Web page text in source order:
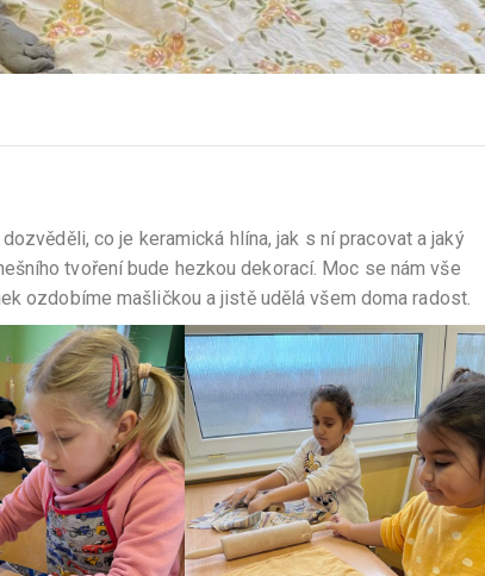
co je keramická hlína, jak s ní pracovat a jaký
tvoření bude hezkou dekorací. Moc se nám vše
ozdobíme mašličkou a jistě udělá všem doma radost.